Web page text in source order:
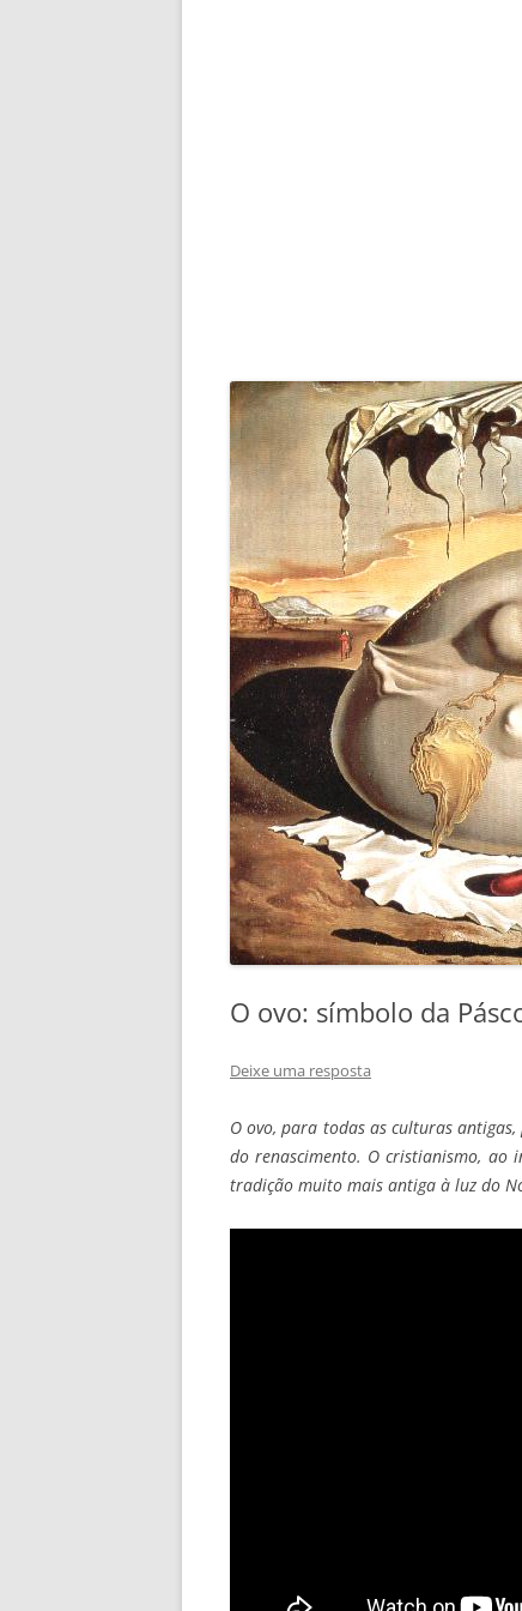
O ovo: símbolo da
Deixe uma resposta
O ovo, para todas as culturas
do renascimento. O cristianismo, ao
tradição muito mais antiga à luz do